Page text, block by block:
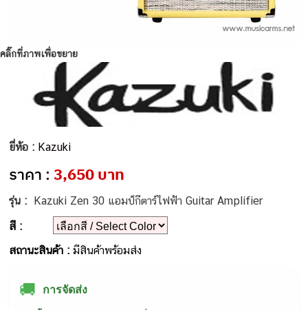
คลิ๊กที่ภาพเพื่อขยาย
ยี่ห้อ : Kazuki
ราคา :3,650 บาท
รุ่น :
Kazuki Zen 30 แอมป์กีตาร์ไฟฟ้า Guitar Amplifier
สี :
สถานะสินค้า :มีสินค้าพร้อมส่ง
🚚 การจัดส่ง